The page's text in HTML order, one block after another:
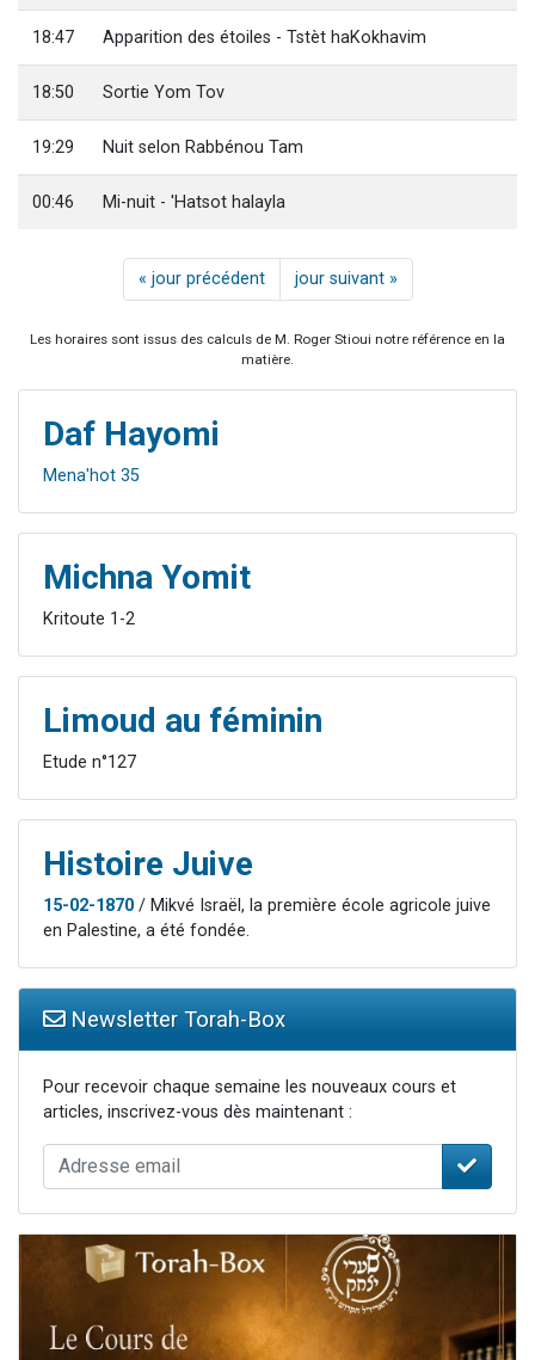
18:47 Apparition des étoiles - Tstèt haKokhavim
18:50 Sortie Yom Tov
19:29 Nuit selon Rabbénou Tam
00:46 Mi-nuit - 'Hatsot halayla
« jour précédent jour suivant »
Les horaires sont issus des calculs de M. Roger Stioui notre référence en la
matière.
Daf Hayomi
Mena'hot 35
Michna Yomit
Kritoute 1-2
Limoud au féminin
Etude n°127
Histoire Juive
15-02-1870 / Mikvé Israël, la première école agricole juive
en Palestine, a été fondée.
Newsletter Torah-Box
Pour recevoir chaque semaine les nouveaux cours et
articles, inscrivez-vous dès maintenant :